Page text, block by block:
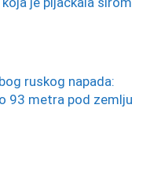
ruskog napada:
93 metra pod zemlju